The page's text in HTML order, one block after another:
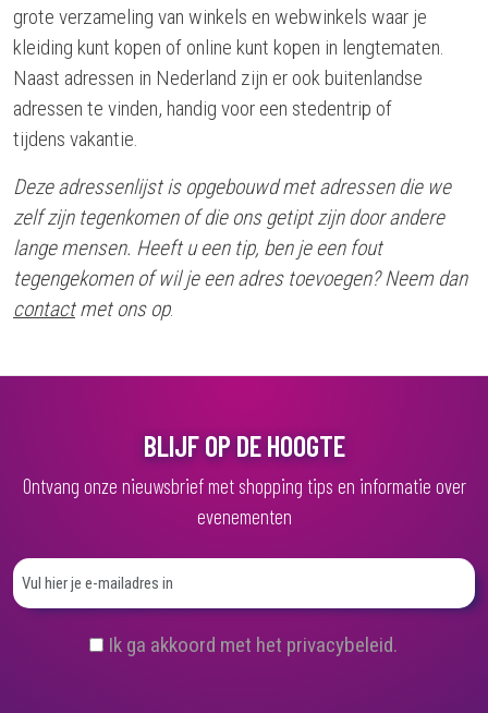
grote verzameling van winkels en webwinkels waar je
kleiding kunt kopen of online kunt kopen in lengtematen.
Naast adressen in Nederland zijn er ook buitenlandse
adressen te vinden, handig voor een stedentrip of
tijdens vakantie.
Deze adressenlijst is opgebouwd met adressen die we
zelf zijn tegenkomen of die ons getipt zijn door andere
lange mensen. Heeft u een tip, ben je een fout
tegengekomen of wil je een adres toevoegen? Neem dan
contactmet ons op.
BLIJF OP DE HOOGTE
Ontvang onze nieuwsbrief met shopping tips en informatie over
evenementen
(
Ik ga akkoord met het privacybeleid.